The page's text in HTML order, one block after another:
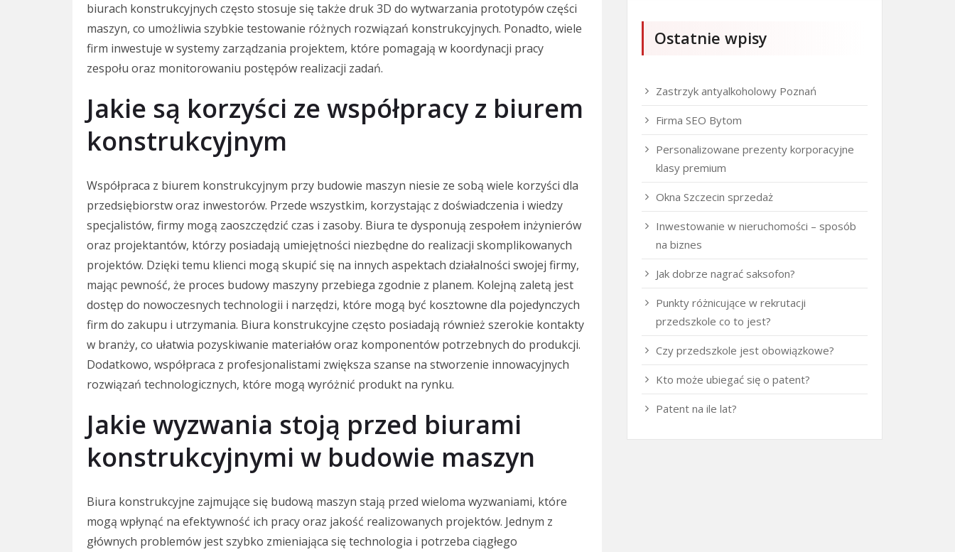
biurach konstrukcyjnych często stosuje się także druk 3D do wytwarzania prototypów części
maszyn, co umożliwia szybkie testowanie różnych rozwiązań konstrukcyjnych. Ponadto, wiele
firm inwestuje w systemy zarządzania projektem, które pomagają w koordynacji pracy
zespołu oraz monitorowaniu postępów realizacji zadań.
Jakie są korzyści ze współpracy z biurem
konstrukcyjnym
Współpraca z biurem konstrukcyjnym przy budowie maszyn niesie ze sobą wiele korzyści dla
przedsiębiorstw oraz inwestorów. Przede wszystkim, korzystając z doświadczenia i wiedzy
specjalistów, firmy mogą zaoszczędzić czas i zasoby. Biura te dysponują zespołem inżynierów
oraz projektantów, którzy posiadają umiejętności niezbędne do realizacji skomplikowanych
projektów. Dzięki temu klienci mogą skupić się na innych aspektach działalności swojej firmy,
mając pewność, że proces budowy maszyny przebiega zgodnie z planem. Kolejną zaletą jest
dostęp do nowoczesnych technologii i narzędzi, które mogą być kosztowne dla pojedynczych
firm do zakupu i utrzymania. Biura konstrukcyjne często posiadają również szerokie kontakty
w branży, co ułatwia pozyskiwanie materiałów oraz komponentów potrzebnych do produkcji.
Dodatkowo, współpraca z profesjonalistami zwiększa szanse na stworzenie innowacyjnych
rozwiązań technologicznych, które mogą wyróżnić produkt na rynku.
Jakie wyzwania stoją przed biurami
konstrukcyjnymi w budowie maszyn
Biura konstrukcyjne zajmujące się budową maszyn stają przed wieloma wyzwaniami, które
mogą wpłynąć na efektywność ich pracy oraz jakość realizowanych projektów. Jednym z
głównych problemów jest szybko zmieniająca się technologia i potrzeba ciągłego
Ostatnie wpisy
Zastrzyk antyalkoholowy Poznań
Firma SEO Bytom
Personalizowane prezenty korporacyjne
klasy premium
Okna Szczecin sprzedaż
Inwestowanie w nieruchomości – sposób
na biznes
Jak dobrze nagrać saksofon?
Punkty różnicujące w rekrutacji
przedszkole co to jest?
Czy przedszkole jest obowiązkowe?
Kto może ubiegać się o patent?
Patent na ile lat?